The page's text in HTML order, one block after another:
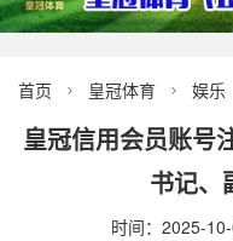
首页  皇冠体育  娱乐
皇冠信用会员账号
书记、
时间：2025-